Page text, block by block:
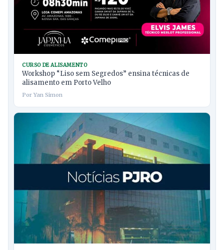
CURSO DE ALISAMENTO
Workshop “Liso sem Segredos” ensina técnicas de
alisamento em Porto Velho
Por Yan Simon